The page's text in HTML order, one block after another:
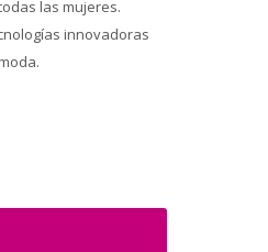
las mujeres.
innovadoras